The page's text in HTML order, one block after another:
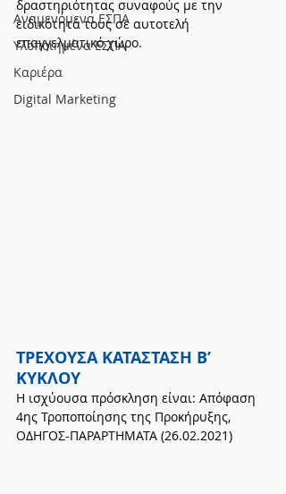
Αναμενόμενα ΕΣΠΑ
Υλοποιημένα ΕΣΠΑ
Καριέρα
Digital Marketing
δραστηριότητας συναφούς με την
ειδικότητά τους σε αυτοτελή
επαγγελματικό χώρο.
ΤΡΕΧΟΥΣΑ ΚΑΤΑΣΤΑΣΗ Β’
ΚΥΚΛΟΥ
Η ισχύουσα πρόσκληση είναι: Απόφαση
4ης Τροποποίησης της Προκήρυξης,
ΟΔΗΓΟΣ-ΠΑΡΑΡΤΗΜΑΤΑ (26.02.2021)